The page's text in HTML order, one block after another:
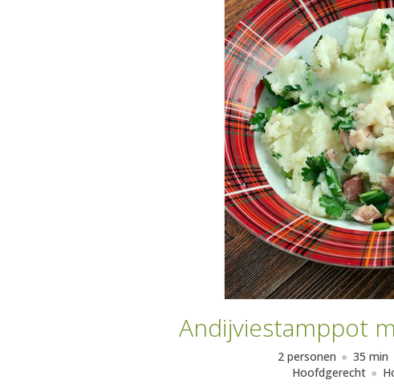
Andijviestamppot
2 personen 35 min
Hoofdgerecht